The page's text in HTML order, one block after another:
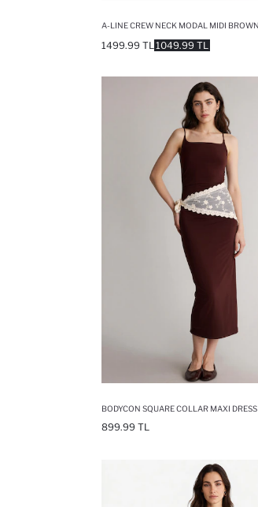
1049.99 TL
1499.99 TL
BODYCON SQUARE COLLAR MAXI DRESS
899.99 TL